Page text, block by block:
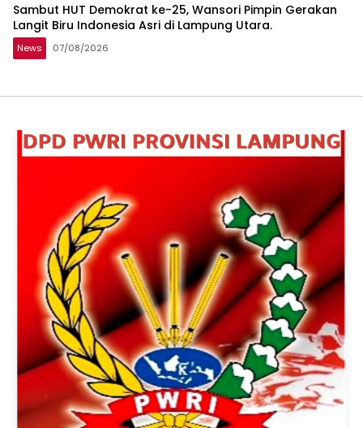
Sambut HUT Demokrat ke-25, Wansori Pimpin Gerakan
Langit Biru Indonesia Asri di Lampung Utara.
News 07/08/2026